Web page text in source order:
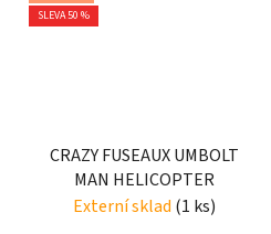
SLEVA 50 %
CRAZY FUSEAUX UMBOLT
MAN HELICOPTER
Externí sklad (1 ks)